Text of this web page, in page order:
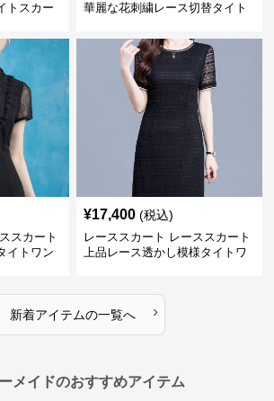
トスカー
華麗な花刺繍レース切替タイト
スカート
イトワン
¥17,400 (税込)
レーススカート レーススカート
上品レース透かし模様タイトワ
新着アイテムの一覧へ ›
メイドのおすすめアイテム